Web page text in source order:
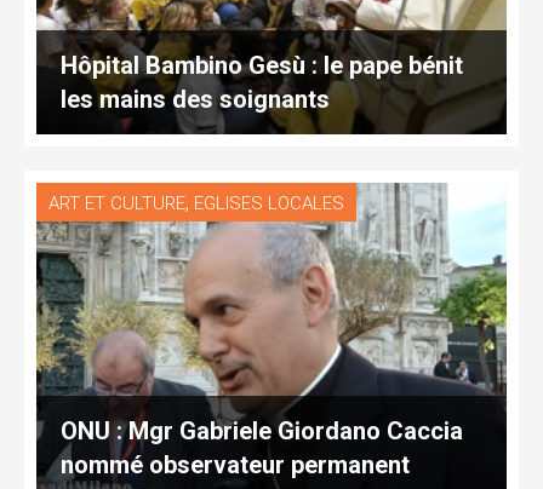
Hôpital Bambino Gesù : le pape bénit
les mains des soignants
ART ET CULTURE, EGLISES LOCALES
ONU : Mgr Gabriele Giordano Caccia
nommé observateur permanent